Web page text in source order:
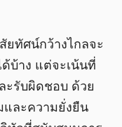
ยทัศน์กว้างไกลจะ
ด้บ้าง แต่จะเน้นที่
ะรับผิดชอบ ด้วย
และความยั่งยืน